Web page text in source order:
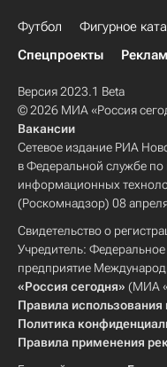
Футбол Фигурное
Спецпроекты
Версия 2023.1 Beta
© 2026 МИА «Россия
Вакансии
Сетевое издание РИА
в Федеральной службе по
информационных
(Роскомнадзор) 08
Свидетельство о
Учредитель: Федеральное
предприятие
«Россия сегодня» (МИА
Правила
Политика
Правила применения